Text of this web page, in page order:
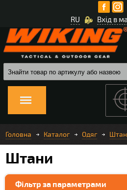
Вхід в
RU
Головна Каталог Одяг
Штани
Фільтр за параметрами